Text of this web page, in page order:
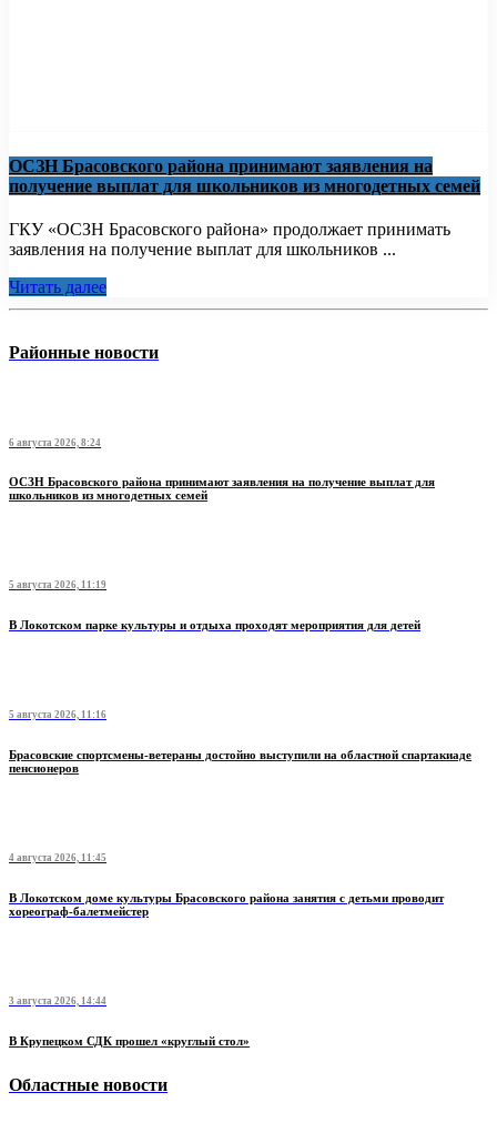
ОСЗН Брасовского района принимают заявления на
получение выплат для школьников из многодетных семей
ГКУ «ОСЗН Брасовского района» продолжает принимать
заявления на получение выплат для школьников ...
Читать далее
Районные новости
6 августа 2026, 8:24
ОСЗН Брасовского района принимают заявления на получение выплат для
школьников из многодетных семей
5 августа 2026, 11:19
В Локотском парке культуры и отдыха проходят мероприятия для детей
5 августа 2026, 11:16
Брасовские спортсмены-ветераны достойно выступили на областной спартакиаде
пенсионеров
4 августа 2026, 11:45
В Локотском доме культуры Брасовского района занятия с детьми проводит
хореограф-балетмейстер
3 августа 2026, 14:44
В Крупецком СДК прошел «круглый стол»
Областные новости